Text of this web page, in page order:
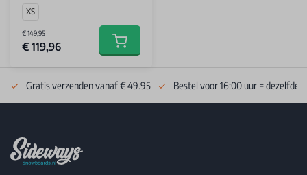
XS
€ 149,95
€ 119,96 Add to cart
Gratis verzenden vanaf € 49.95 Bestel voor 16:00 uur = dezelfde